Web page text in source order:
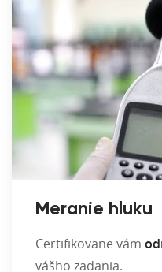
Meranie hluku
Certifikovane vám
vášho zadania.